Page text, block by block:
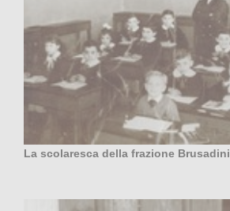
La scolaresca della frazione Brusadini